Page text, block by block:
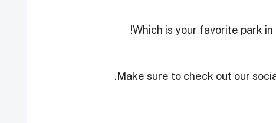
Which is your favorite park
Make sure to check out our